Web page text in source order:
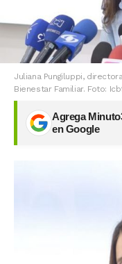
Juliana Pungiluppi,
Bienestar Familiar. Foto:
Agrega
en Google